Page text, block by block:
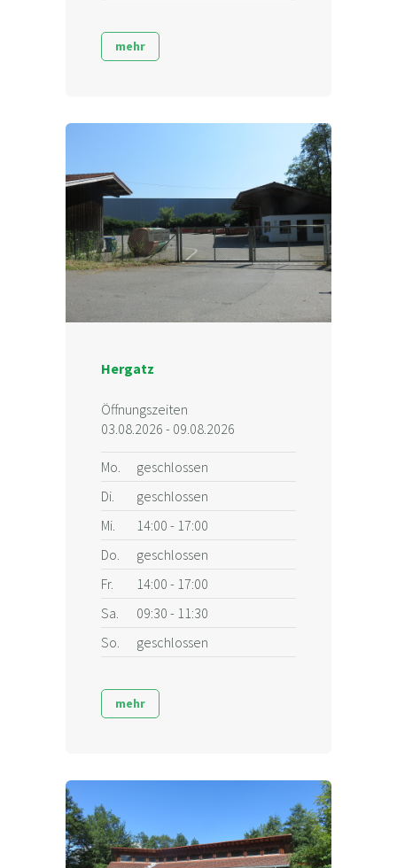
mehr
Hergatz
Öffnungszeiten
03.08.2026 - 09.08.2026
Mo.
geschlossen
Di.
geschlossen
Mi.
14:00 - 17:00
Do.
geschlossen
Fr.
14:00 - 17:00
Sa.
09:30 - 11:30
So.
geschlossen
mehr